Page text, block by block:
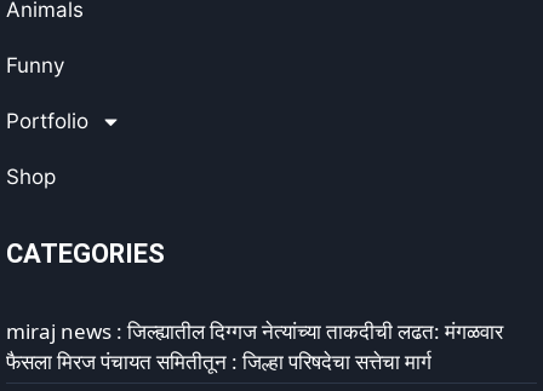
Animals
Funny
Portfolio
Shop
CATEGORIES
miraj news : जिल्ह्यातील दिग्गज नेत्यांच्या ताकदीची लढत: मंगळवार
फैसला मिरज पंचायत समितीतून : जिल्हा परिषदेचा सत्तेचा मार्ग